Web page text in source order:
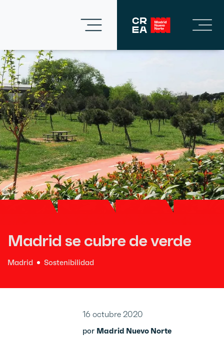
Madrid se cubre de verde
Madrid Sostenibilidad
16 octubre 2020
por Madrid Nuevo Norte